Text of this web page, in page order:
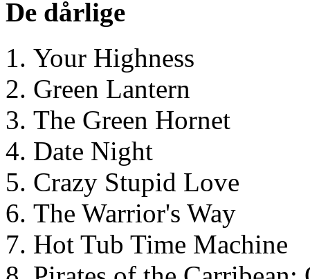
De dårlige
Your Highness
Green Lantern
The Green Hornet
Date Night
Crazy Stupid Love
The Warrior's Way
Hot Tub Time Machine